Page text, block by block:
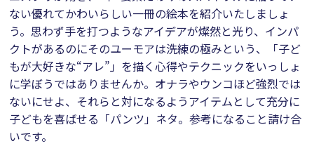
ない優れてかわいらしい一冊の絵本を紹介いたしましょ
う。思わず手を打つようなアイデアが燦然と光り、インパ
クトがあるのにそのユーモアは洗練の極みという、「子ど
もが大好きな“アレ”」を描く心得やテクニックをいっしょ
に学ぼうではありませんか。オナラやウンコほど強烈では
ないにせよ、それらと対になるようアイテムとして充分に
子どもを喜ばせる「パンツ」ネタ。参考になること請け合
いです。